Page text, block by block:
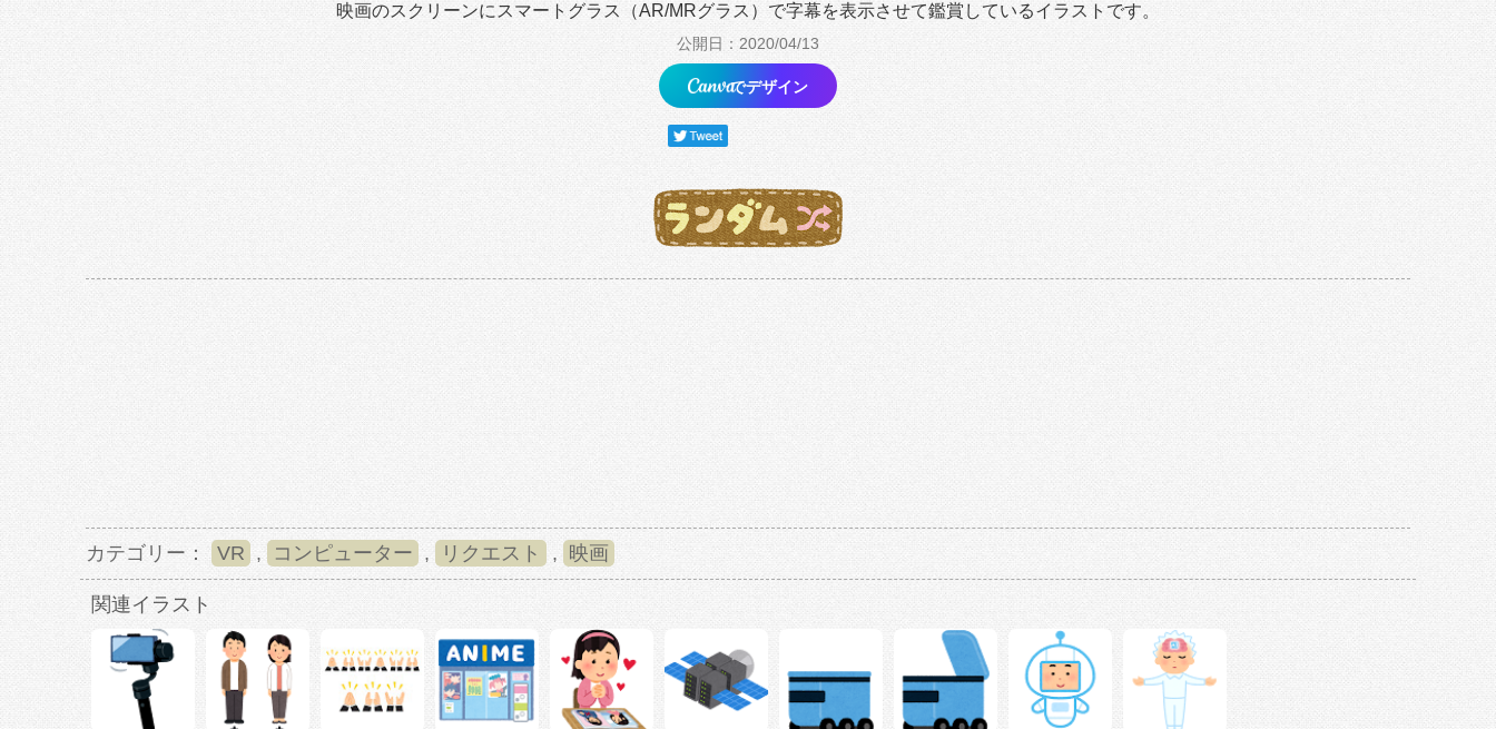
映画のスクリーンにスマートグラス（AR/MRグラス）で字幕を表示させて鑑賞しているイラストです。
公開日：2020/04/13
でデザイン
カテゴリー： VR , コンピューター , リクエスト , 映画
関連イラスト